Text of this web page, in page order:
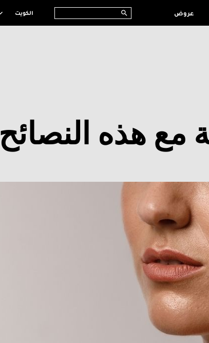
عروض الكويت
مع هذه النصائح